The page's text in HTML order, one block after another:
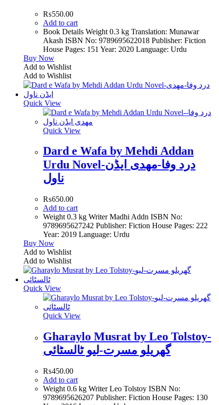
₨550.00
Add to cart
Book Details Weight 0.3 kg Translation: Munawar
Akash ISBN No: 9789695622018 Publisher: Fiction
House Pages: 151 Year: 2020 Language: Urdu
Buy Now
Add to Wishlist
Add to Wishlist
Quick View
Quick View
Dard e Wafa by Mehdi Addan
Urdu Novel-درد وفا-مھدی ایڈن
ناول
₨650.00
Add to cart
Weight 0.3 kg Writer Madhi Addn ISBN No:
9789695627242 Publisher: Fiction House Pages: 222
Year: 2019 Language: Urdu
Buy Now
Add to Wishlist
Add to Wishlist
Quick View
Quick View
Gharaylo Musrat by Leo Tolstoy-
گھریلو مسرت-لیو ٹالسٹائی
₨450.00
Add to cart
Weight 0.6 kg Writer Leo Tolstoy ISBN No:
9789695626207 Publisher: Fiction House Pages: 130